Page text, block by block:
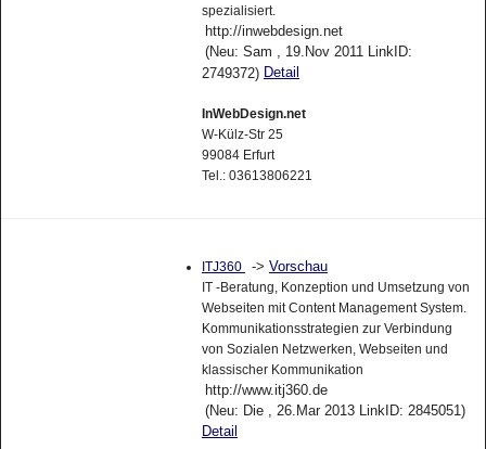
spezialisiert.
http://inwebdesign.net
(Neu: Sam , 19.Nov 2011 LinkID:
2749372) Detail
InWebDesign.net
W-Külz-Str 25
99084 Erfurt
Tel.: 03613806221
ITJ360 -> Vorschau
IT -Beratung, Konzeption und Umsetzung von
Webseiten mit Content Management System.
Kommunikationsstrategien zur Verbindung
von Sozialen Netzwerken, Webseiten und
klassischer Kommunikation
http://www.itj360.de
(Neu: Die , 26.Mar 2013 LinkID: 2845051)
Detail